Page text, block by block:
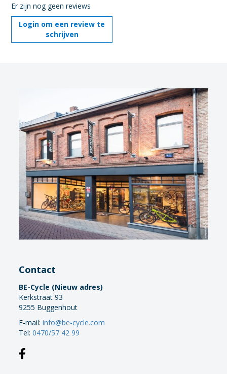
Er zijn nog geen reviews
Login om een review te
schrijven
Contact
BE-Cycle (Nieuw adres)
Kerkstraat 93
9255 Buggenhout
E-mail:info@be-cycle.com
Tel:0470/57 42 99